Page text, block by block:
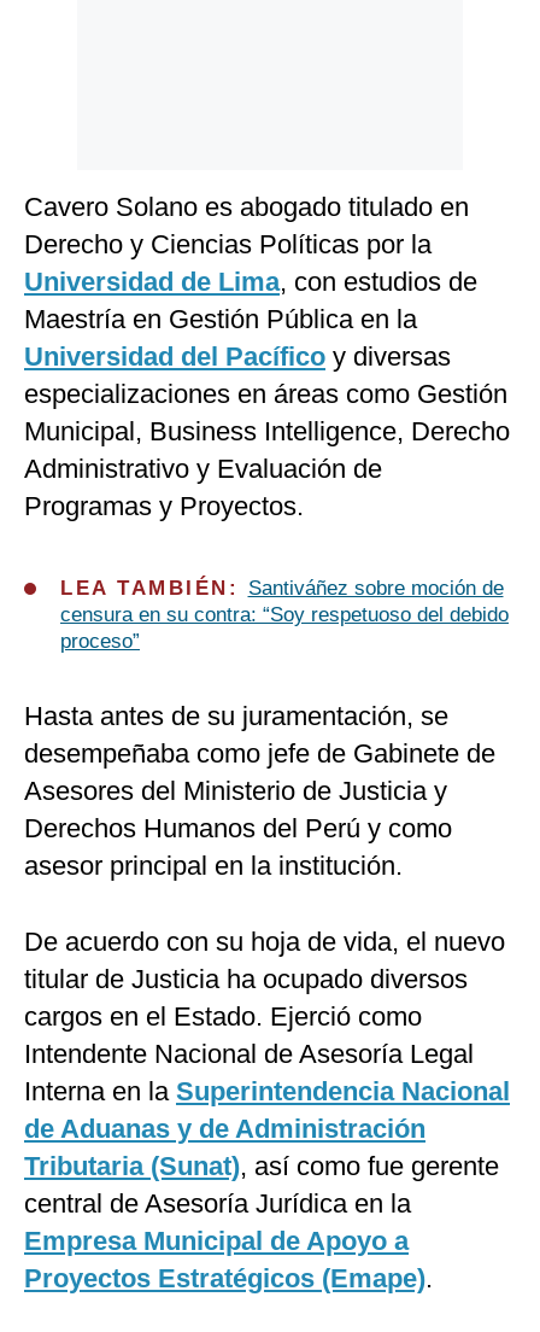
Cavero Solano es abogado titulado en
Derecho y Ciencias Políticas por la
Universidad de Lima, con estudios de
Maestría en Gestión Pública en la
Universidad del Pacífico y diversas
especializaciones en áreas como Gestión
Municipal, Business Intelligence, Derecho
Administrativo y Evaluación de
Programas y Proyectos.
LEA TAMBIÉN: Santiváñez sobre moción de
censura en su contra: “Soy respetuoso del debido
proceso”
Hasta antes de su juramentación, se
desempeñaba como jefe de Gabinete de
Asesores del Ministerio de Justicia y
Derechos Humanos del Perú y como
asesor principal en la institución.
De acuerdo con su hoja de vida, el nuevo
titular de Justicia ha ocupado diversos
cargos en el Estado. Ejerció como
Intendente Nacional de Asesoría Legal
Interna en la Superintendencia Nacional
de Aduanas y de Administración
Tributaria (Sunat), así como fue gerente
central de Asesoría Jurídica en la
Empresa Municipal de Apoyo a
Proyectos Estratégicos (Emape).